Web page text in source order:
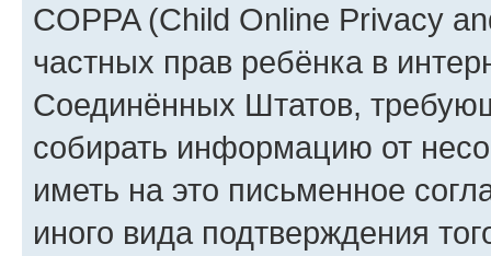
COPPA (Child Online Privacy
частных прав ребёнка в
Соединённых Штатов,
собирать информацию от
иметь на это письменное
иного вида подтверждения